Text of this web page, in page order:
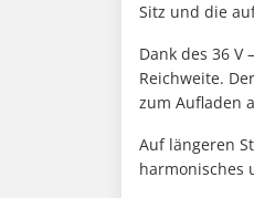
Sitz und die
Dank des 36 V
Reichweite.
zum Aufladen
Auf längeren
harmonisches